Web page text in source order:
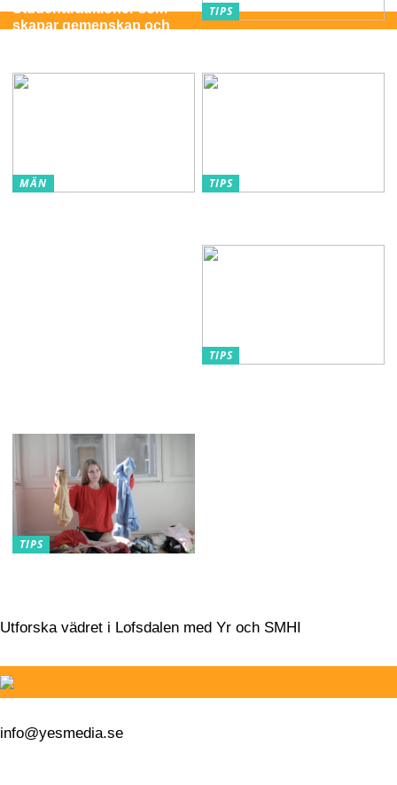
Studenttraditioner som
skapar gemenskap och
TIPS
MÄN
TIPS
TIPS
TIPS
Utforska vädret i Lofsdalen med Yr och SMHI
info@yesmedia.se